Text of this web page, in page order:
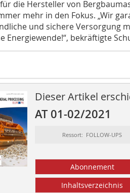
die Hersteller von
mehr in den Fokus. „Wir
und sichere Versorgung
Energiewende!“, bekräftigte
Dieser Artikel
AT 01-02/2021
Ressort: FOLLOW-UPS
Abonnement
Inhaltsverzeichnis